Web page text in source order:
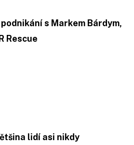
podnikání s Markem Bárdym,
Rescue
lidí asi nikdy